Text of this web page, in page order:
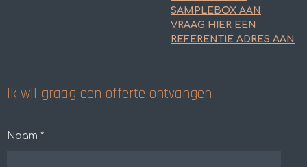
SAMPLEBOX AAN
VRAAG HIER EEN
REFERENTIE ADRES AAN
Ik wil graag een offerte ontvangen
Naam *